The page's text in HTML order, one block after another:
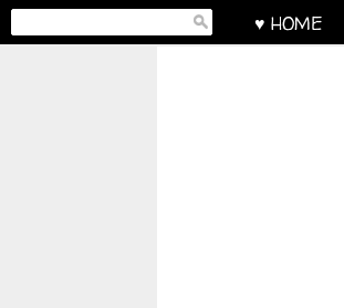
♥ HOME